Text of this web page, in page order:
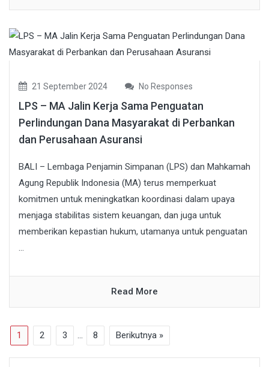
21 September 2024 No Responses
LPS – MA Jalin Kerja Sama Penguatan
Perlindungan Dana Masyarakat di Perbankan
dan Perusahaan Asuransi
BALI – Lembaga Penjamin Simpanan (LPS) dan Mahkamah
Agung Republik Indonesia (MA) terus memperkuat
komitmen untuk meningkatkan koordinasi dalam upaya
menjaga stabilitas sistem keuangan, dan juga untuk
memberikan kepastian hukum, utamanya untuk penguatan
...
Read More
1 2 3 … 8 Berikutnya »